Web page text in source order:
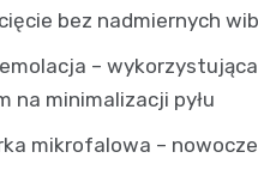
bez nadmiernych
–
na minimalizacji pyłu
mikrofalowa –